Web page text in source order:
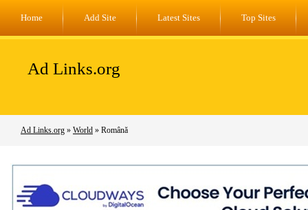
Home Add Site Latest Sites Top Sites
Ad Links.org
Ad Links.org » World » Română